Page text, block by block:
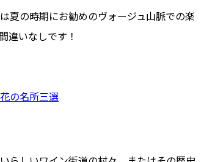
夏の時期にお勧めのヴォージュ山脈での楽
違いなしです！
の名所三選